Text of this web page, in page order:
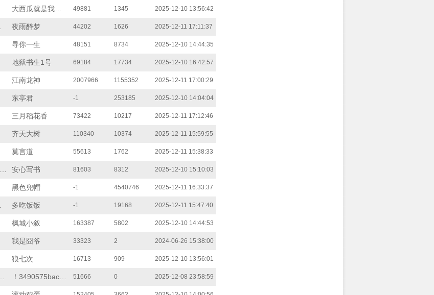
49881 1345 2025-12-10 13:56:42
夜雨醉梦 44202 1626 2025-12-11 17:11:37
寻你一生 48151 8734 2025-12-10 14:44:35
地狱书生1号 69184 17734 2025-12-10 16:42:57
江南龙神 2007966 1155352 2025-12-11 17:00:29
东亭君 -1 253185 2025-12-10 14:04:04
三月稻花香 73422 10217 2025-12-11 17:12:46
齐天大树 110340 10374 2025-12-11 15:59:55
莫言道 55613 1762 2025-12-11 15:38:33
安心写书 81603 8312 2025-12-10 15:10:03
黑色兜帽 -1 4540746 2025-12-11 16:33:37
多吃饭饭 -1 19168 2025-12-11 15:47:40
枫城小叙 163387 5802 2025-12-10 14:44:53
我是囧爷 33323 2 2024-06-26 15:38:00
狼七次 16713 909 2025-12-10 13:56:01
第26章 奶奶的不锈钢厨房与"夕阳红相亲"
51666 0 2025-12-08 23:58:59